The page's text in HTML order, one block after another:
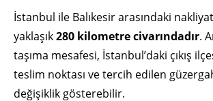
İstanbul ile Balıkesir arasındaki
yaklaşık280 kilometre civarındadır.
taşıma mesafesi, İstanbul’daki çıkış
teslim noktası ve tercih edilen
değişiklik gösterebilir.